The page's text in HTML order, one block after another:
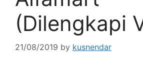
(Dilengkapi
21/08/2019 by kusnendar